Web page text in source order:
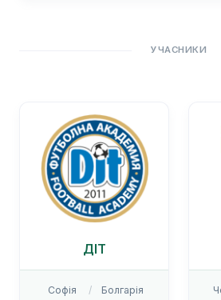
УЧАСНИКИ
ДІТ
Софія Болгарія